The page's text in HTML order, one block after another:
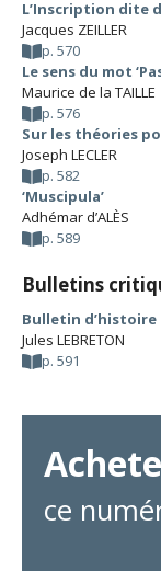
L’Inscription dite
Jacques ZEILLER
p. 570
Le sens du mot
Maurice de la TAILLE
p. 576
Sur les théories
Joseph LECLER
p. 582
‘Muscipula’
Adhémar d’ALÈS
p. 589
Bulletins
Bulletin d’histoire
Jules LEBRETON
p. 591
ce